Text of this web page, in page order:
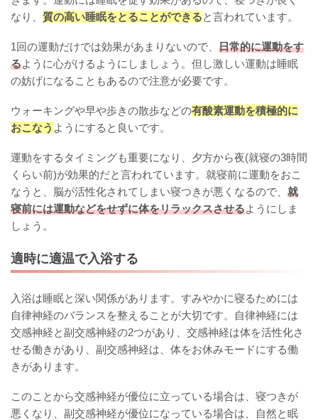
なり、 質の高い睡眠をとることができると言われています。
1回の運動だけでは効果があまりないので、 日常的に運動をす
るように心がけるようにしましょう。但し激しい運動は睡眠
の妨げになることもあるので注意が必要です。
ウォーキングや早や歩きの散歩などの有酸素運動を積極的に
おこなう ようにすると良いです。
運動をするタイミングも重要になり、夕方から夜(就寝の3時間
くらい前)が効果的だと言われています。就寝前に運動をおこ
なうと、脳が活性化されてしまい寝つきが悪くなるので、 就
寝前には運動などをせずに体をリラックスさせるようにしま
しょう。
適時に適温で入浴する
入浴は睡眠と深い関係があります。すみやかに寝るためには
自律神経のバランスを整えることが大切です。自律神経には
交感神経と副交感神経の2つがあり、交感神経は体を活性化さ
せる働きがあり、副交感神経は、体をお休みモードにする働
きがあります。
このことから交感神経が優位に立っている場合は、寝つきが
悪くなり、副交感神経が優位になっている場合は、自然と眠